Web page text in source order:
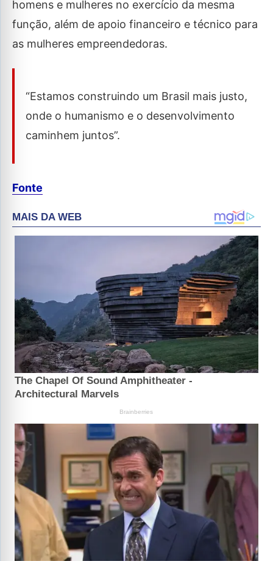
homens e mulheres no exercício da mesma
função, além de apoio financeiro e técnico para
as mulheres empreendedoras.
“Estamos construindo um Brasil mais justo,
onde o humanismo e o desenvolvimento
caminhem juntos”.
Fonte